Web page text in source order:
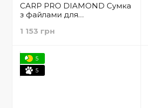
CARP PRO DIAMOND Сумка
з файлами для
аксесуарів (CPLD5395)
1 153 грн
5
5